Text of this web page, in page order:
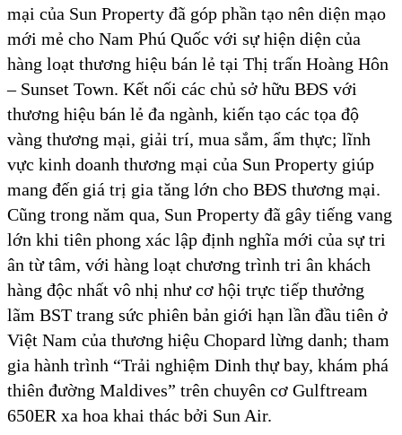
mại của Sun Property đã góp phần tạo nên diện mạo
mới mẻ cho Nam Phú Quốc với sự hiện diện của
hàng loạt thương hiệu bán lẻ tại Thị trấn Hoàng Hôn
– Sunset Town. Kết nối các chủ sở hữu BĐS với
thương hiệu bán lẻ đa ngành, kiến tạo các tọa độ
vàng thương mại, giải trí, mua sắm, ẩm thực; lĩnh
vực kinh doanh thương mại của Sun Property giúp
mang đến giá trị gia tăng lớn cho BĐS thương mại.
Cũng trong năm qua, Sun Property đã gây tiếng vang
lớn khi tiên phong xác lập định nghĩa mới của sự tri
ân từ tâm, với hàng loạt chương trình tri ân khách
hàng độc nhất vô nhị như cơ hội trực tiếp thưởng
lãm BST trang sức phiên bản giới hạn lần đầu tiên ở
Việt Nam của thương hiệu Chopard lừng danh; tham
gia hành trình “Trải nghiệm Dinh thự bay, khám phá
thiên đường Maldives” trên chuyên cơ Gulftream
650ER xa hoa khai thác bởi Sun Air.